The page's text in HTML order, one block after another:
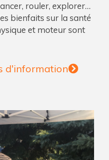
rouler, explorer…
bienfaits sur la santé
et moteur sont
d'information